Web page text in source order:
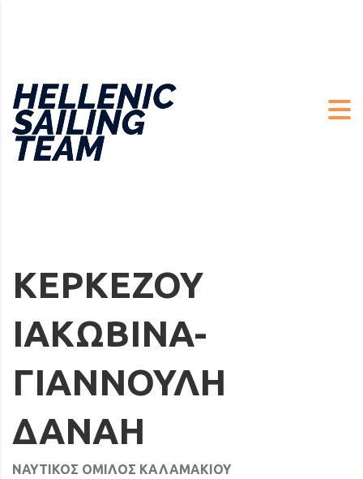
ΚΕΡΚΕΖΟΥ
ΙΑΚΩΒΙΝΑ-
ΓΙΑΝΝΟΥΛΗ
ΔΑΝΑΗ
ΝΑΥΤΙΚΟΣ ΟΜΙΛΟΣ ΚΑΛΑΜΑΚΙΟΥ